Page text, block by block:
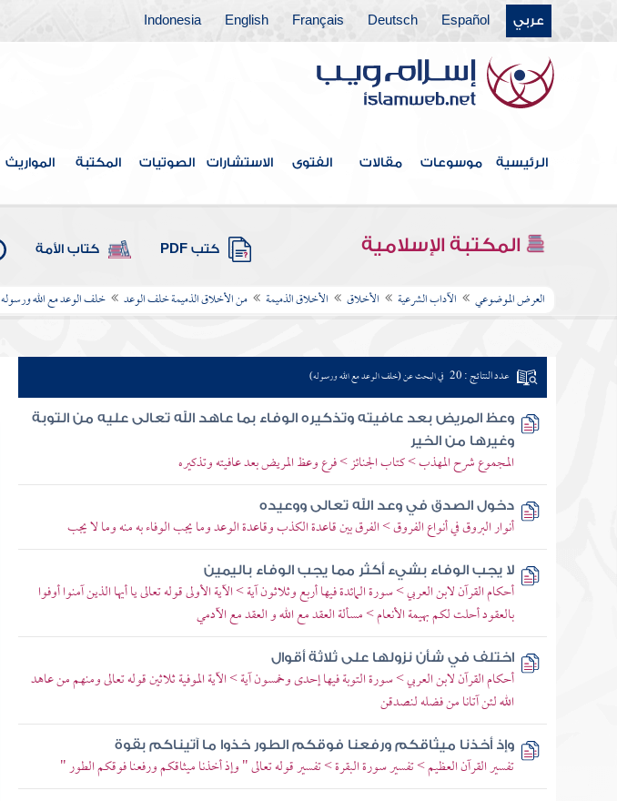
عربي Español
Deutsch
Français
English
Indonesia
الرئيسية موسوعات مقالات الفتوى الاستشارات الصوتيات المكتبة المواريث
المكتبة الإسلامية كتب PDF كتاب الأمة
العرض الموضوعي الآداب الشرعية الأخلاق الأخلاق الذميمة من الأخلاق الذميمة خلف الوعد خلف الوعد مع الله ورسوله
عدد النتائج : 20 في البحث عن (خلف الوعد مع الله ورسوله)
وعظ المريض بعد عافيته وتذكيره الوفاء بما عاهد الله تعالى عليه من التوبة
وغيرها من الخير
المجموع شرح المهذب > كتاب الجنائز > فرع وعظ المريض بعد عافيته وتذكيره
دخول الصدق في وعد الله تعالى ووعيده
أنوار البروق في أنواع الفروق > الفرق بين قاعدة الكذب وقاعدة الوعد وما يجب الوفاء به منه وما لا يجب
لا يجب الوفاء بشيء أكثر مما يجب الوفاء باليمين
أحكام القرآن لابن العربي > سورة المائدة فيها أربع وثلاثون آية > الآية الأولى قوله تعالى يا أيها الذين آمنوا أوفوا
بالعقود أحلت لكم بهيمة الأنعام > مسألة العقد مع الله و العقد مع الآدمي
اختلف في شأن نزولها على ثلاثة أقوال
أحكام القرآن لابن العربي > سورة التوبة فيها إحدى وخمسون آية > الآية الموفية ثلاثين قوله تعالى ومنهم من عاهد
الله لئن آتانا من فضله لنصدقن
وإذ أخذنا ميثاقكم ورفعنا فوقكم الطور خذوا ما آتيناكم بقوة
تفسير القرآن العظيم > تفسير سورة البقرة > تفسير قوله تعالى " وإذ أخذنا ميثاقكم ورفعنا فوقكم الطور "